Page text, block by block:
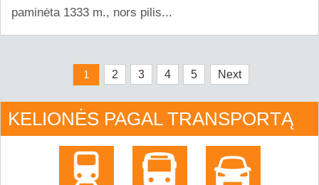
paminėta 1333 m., nors pilis...
1 2 3 4 5 Next
KELIONĖS PAGAL TRANSPORTĄ